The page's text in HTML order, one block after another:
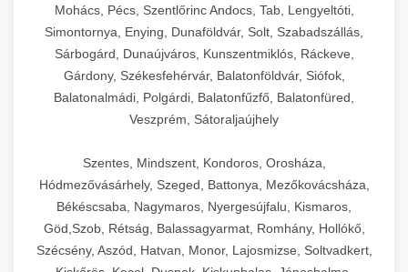
Mohács, Pécs, Szentlőrinc Andocs, Tab, Lengyeltóti,
Simontornya, Enying, Dunaföldvár, Solt, Szabadszállás,
Sárbogárd, Dunaújváros, Kunszentmiklós, Ráckeve,
Gárdony, Székesfehérvár, Balatonföldvár, Siófok,
Balatonalmádi, Polgárdi, Balatonfűzfő, Balatonfüred,
Veszprém, Sátoraljaújhely
Szentes, Mindszent, Kondoros, Orosháza,
Hódmezővásárhely, Szeged, Battonya, Mezőkovácsháza,
Békéscsaba, Nagymaros, Nyergesújfalu, Kismaros,
Göd,Szob, Rétság, Balassagyarmat, Romhány, Hollókő,
Szécsény, Aszód, Hatvan, Monor, Lajosmizse, Soltvadkert,